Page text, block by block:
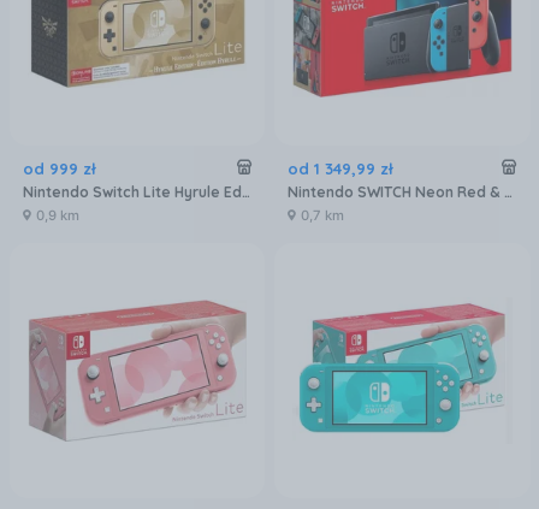
od 999 zł
Nintendo Switch Lite Hyrule Edition
0,9 km
od 1 349,99 zł
Nintendo SWITCH Neon Red & Blue Joy-Con (2019)
0,7 km